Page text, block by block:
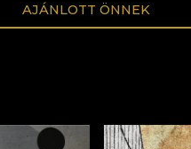
AJÁNLOTT ÖNNEK